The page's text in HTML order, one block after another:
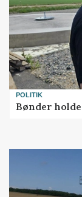
POLITIK
Bønder